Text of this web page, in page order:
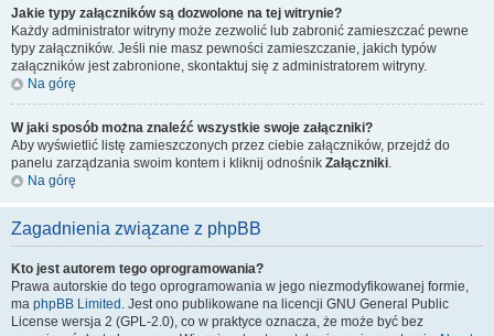
Jakie typy załączników są dozwolone na tej witrynie?
Każdy administrator witryny może zezwolić lub zabronić zamieszczać pewne
typy załączników. Jeśli nie masz pewności zamieszczanie, jakich typów
załączników jest zabronione, skontaktuj się z administratorem witryny.
Na górę
W jaki sposób można znaleźć wszystkie swoje załączniki?
Aby wyświetlić listę zamieszczonych przez ciebie załączników, przejdź do
panelu zarządzania swoim kontem i kliknij odnośnik Załączniki.
Na górę
Zagadnienia związane z phpBB
Kto jest autorem tego oprogramowania?
Prawa autorskie do tego oprogramowania w jego niezmodyfikowanej formie,
ma phpBB Limited . Jest ono publikowane na licencji GNU General Public
License wersja 2 (GPL-2.0), co w praktyce oznacza, że może być bez